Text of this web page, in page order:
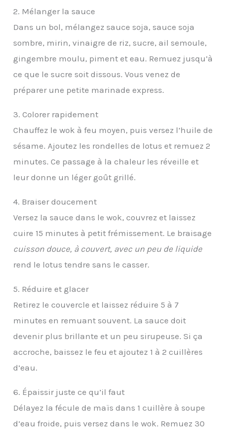
2. Mélanger la sauce
Dans un bol, mélangez sauce soja, sauce soja
sombre, mirin, vinaigre de riz, sucre, ail semoule,
gingembre moulu, piment et eau. Remuez jusqu’à
ce que le sucre soit dissous. Vous venez de
préparer une petite marinade express.
3. Colorer rapidement
Chauffez le wok à feu moyen, puis versez l’huile de
sésame. Ajoutez les rondelles de lotus et remuez 2
minutes. Ce passage à la chaleur les réveille et
leur donne un léger goût grillé.
4. Braiser doucement
Versez la sauce dans le wok, couvrez et laissez
cuire 15 minutes à petit frémissement. Le braisage
cuisson douce, à couvert, avec un peu de liquide
rend le lotus tendre sans le casser.
5. Réduire et glacer
Retirez le couvercle et laissez réduire 5 à 7
minutes en remuant souvent. La sauce doit
devenir plus brillante et un peu sirupeuse. Si ça
accroche, baissez le feu et ajoutez 1 à 2 cuillères
d’eau.
6. Épaissir juste ce qu’il faut
Délayez la fécule de maïs dans 1 cuillère à soupe
d’eau froide, puis versez dans le wok. Remuez 30